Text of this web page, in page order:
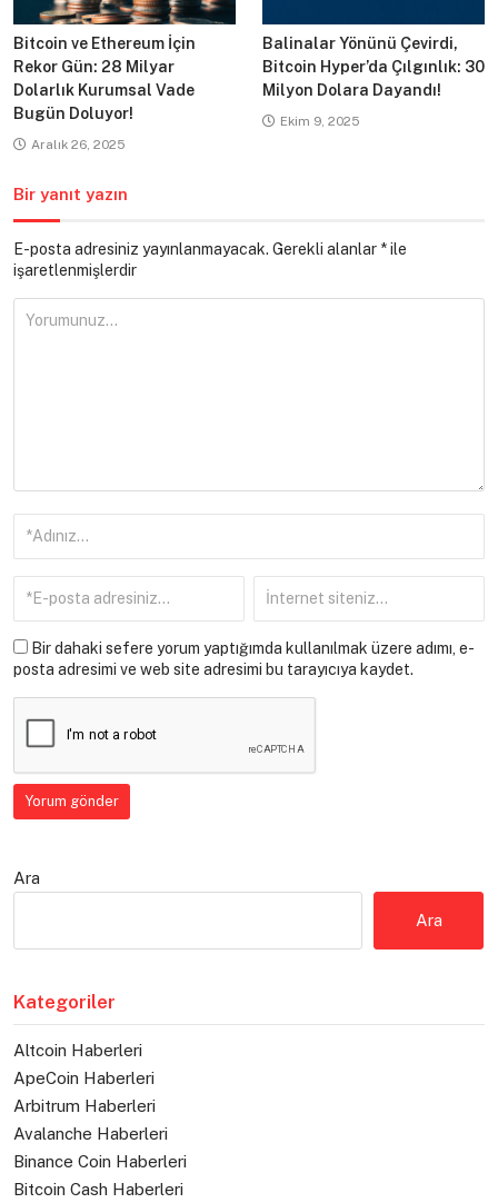
Bitcoin ve Ethereum İçin
Rekor Gün: 28 Milyar
Dolarlık Kurumsal Vade
Bugün Doluyor!
Aralık 26, 2025
Balinalar Yönünü Çevirdi,
Bitcoin Hyper’da Çılgınlık: 30
Milyon Dolara Dayandı!
Ekim 9, 2025
Bir yanıt yazın
E-posta adresiniz yayınlanmayacak. Gerekli alanlar *ile
işaretlenmişlerdir
Bir dahaki sefere yorum yaptığımda kullanılmak üzere adımı, e-
posta adresimi ve web site adresimi bu tarayıcıya kaydet.
Ara
Ara
Kategoriler
Altcoin Haberleri
ApeCoin Haberleri
Arbitrum Haberleri
Avalanche Haberleri
Binance Coin Haberleri
Bitcoin Cash Haberleri